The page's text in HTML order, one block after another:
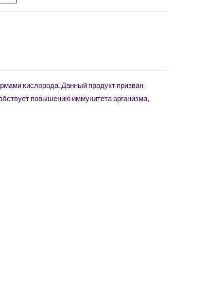
кислорода. Данный продукт призван
повышению иммунитета организма,